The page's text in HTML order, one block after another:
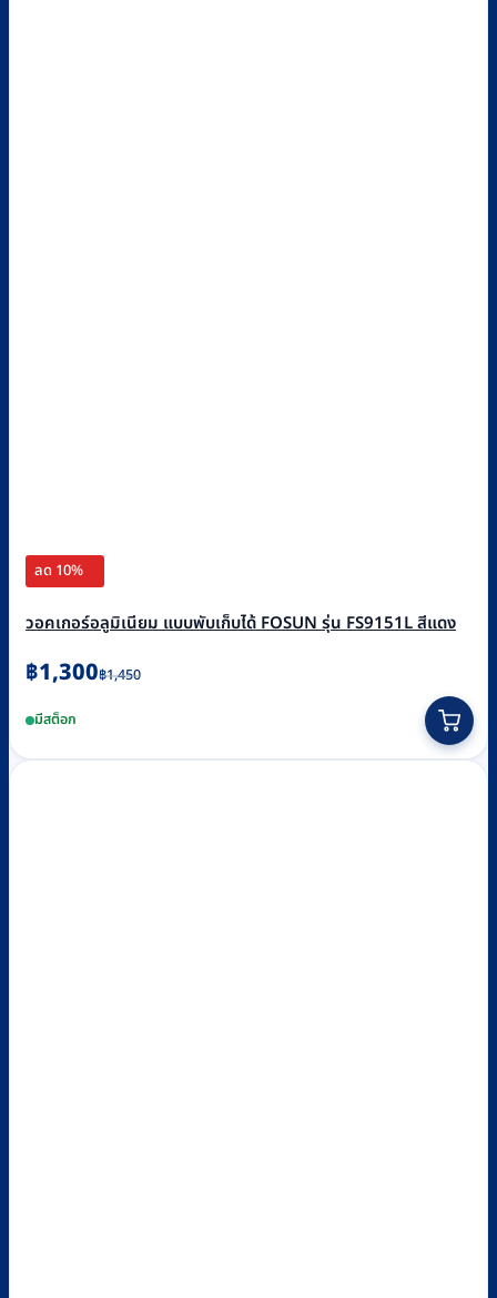
ลด 10%
วอคเกอร์อลูมิเนียม แบบพับเก็บได้ FOSUN รุ่น FS9151L สีแดง
฿1,450
Original
was:
฿1,450.
฿1,300
Current
is:
฿1,300.
มีสต็อก